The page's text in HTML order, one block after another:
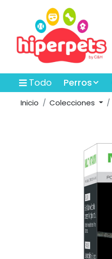
Todo Perros
Inicio Colecciones